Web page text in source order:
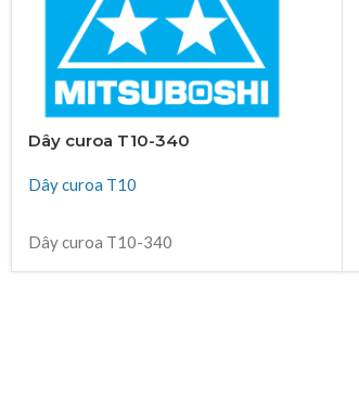
Dây curoa T10-340
Dây curoa T10
Dây curoa T10-340